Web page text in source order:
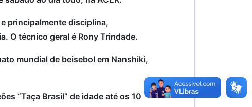
principalmente disciplina,
O técnico geral é Rony Trindade.
mundial de beisebol em Nanshiki,
“Taça Brasil” de idade até os 10